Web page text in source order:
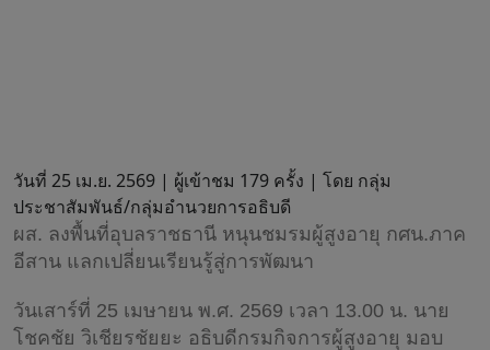
วันที่ 25 เม.ย. 2569 | ผู้เข้าชม 179 ครั้ง | โดย กลุ่ม
ประชาสัมพันธ์/กลุ่มอำนวยการอธิบดี
ผส. ลงพื้นที่อุบลราชธานี หนุนชมรมผู้สูงอายุ กศน.ภาค
อีสาน แลกเปลี่ยนเรียนรู้สู่การพัฒนา
วันเสาร์ที่ 25 เมษายน พ.ศ. 2569 เวลา 13.00 น. นาย
โชคชัย วิเชียรชัยยะ อธิบดีกรมกิจการผู้สูงอายุ มอบ